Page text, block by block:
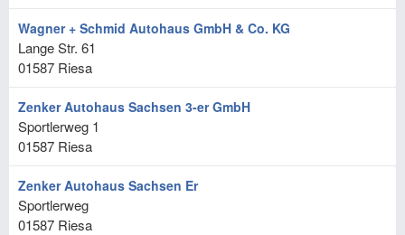
Wagner + Schmid Autohaus GmbH & Co. KG
Lange Str. 61
01587 Riesa
Zenker Autohaus Sachsen 3-er GmbH
Sportlerweg 1
01587 Riesa
Zenker Autohaus Sachsen Er
Sportlerweg
01587 Riesa